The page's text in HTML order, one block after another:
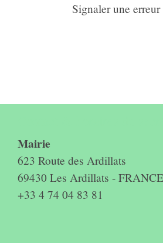
Signaler une
Mairie
623 Route des Ardillats
69430 Les Ardillats - FRANCE
+33 4 74 04 83 81